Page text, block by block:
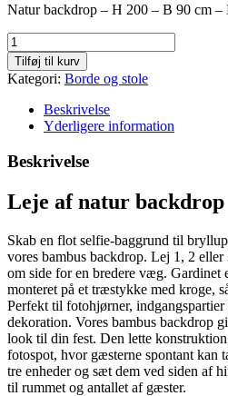
Natur backdrop – H 200 – B 90 cm
Natur
Backdrop
antal
Tilføj til kurv
Kategori: Borde og stole
Beskrivelse
Yderligere information
Beskrivelse
Leje af natur backdrop
Skab en flot selfie-baggrund til
vores bambus backdrop. Lej 1, 2
om side for en bredere væg. Gardinet
monteret på et træstykke med kroge,
Perfekt til fotohjørner,
dekoration. Vores bambus backdrop
look til din fest. Den lette
fotospot, hvor gæsterne spontant kan
tre enheder og sæt dem ved siden af
til rummet og antallet af gæster.